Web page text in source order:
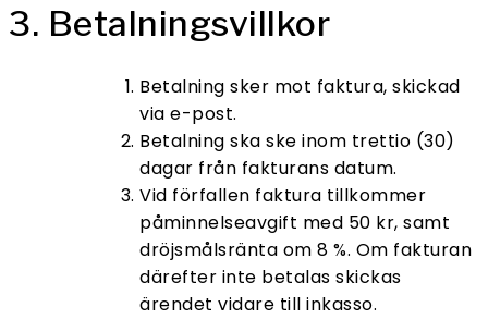
3. Betalningsvillkor
Betalning sker mot faktura, skickad
via e-post.
Betalning ska ske inom trettio (30)
dagar från fakturans datum.
Vid förfallen faktura tillkommer
påminnelseavgift med 50 kr, samt
dröjsmålsränta om 8 %. Om fakturan
därefter inte betalas skickas
ärendet vidare till inkasso.